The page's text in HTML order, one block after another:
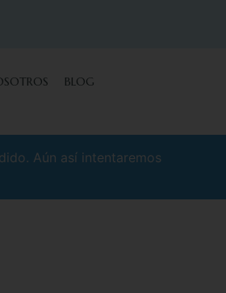
BLOG
Aún así intentaremos